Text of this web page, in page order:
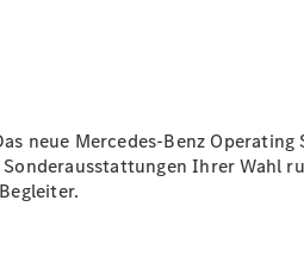
Digitale
Broschüre
neue Mercedes-Benz
Ihrer